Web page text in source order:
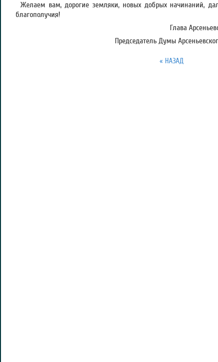
Желаем вам, дорогие земляки, новых добрых начинаний,
благополучия!
Глава
Председатель Думы
« НАЗАД